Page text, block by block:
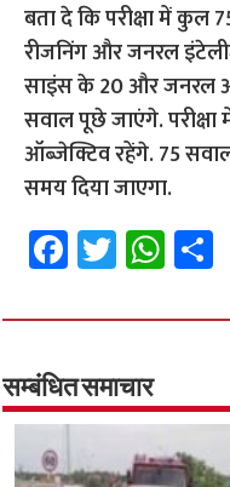
बता दे कि परीक्षा में
रीजनिंग और जनरल
साइंस के 20 और जनरल
सवाल पूछे जाएंगे. परीक्षा
ऑब्जेक्टिव रहेंगे. 75
समय दिया जाएगा.
Fa
ce
b
o
o
k
T
wi
tt
er
W
h
at
p
p
सम्बंधित समाचार